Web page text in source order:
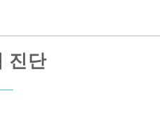
진단